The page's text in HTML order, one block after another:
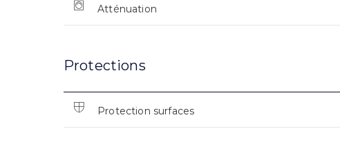
Atténuation
Protections
Protection surfaces